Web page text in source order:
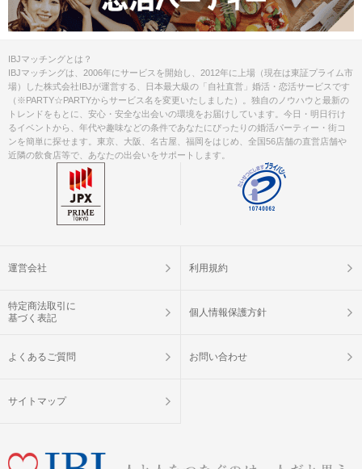
IBJマッチングとは？
IBJマッチングは、2006年にサービスを開始し、2012年に上場（現在は東証プライム市
場）した株式会社IBJが運営する、日本最大級の「自社直営」婚活・恋活サービスです
（※PARTY☆PARTYからサービス名を変更いたしました）。独自のノウハウと最新の
トレンドをもとに、安心・安全な出会いの環境をお届けしています。今日・明日行け
るイベントから、年代や趣味などの条件であなたにぴったりの婚活パーティー・街コ
ンを簡単に探せます。東京、大阪、名古屋、福岡をはじめ、全国56店舗の直営店舗や
近隣の飲食店等で、あなたの出会いをサポートします。
運営会社 利用規約
特定商法取引に
基づく表記
個人情報保護方針
よくあるご質問 お問い合わせ
サイトマップ